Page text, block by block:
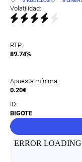
Volatilidad:
RTP:
89.74%
Apuesta mínima:
0.20€
ID:
BIGOTE